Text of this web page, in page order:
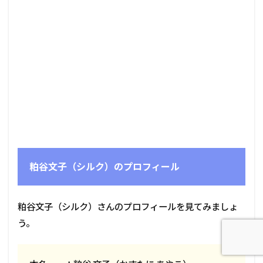
粕谷文子（シルク）のプロフィール
粕谷文子（シルク）さんのプロフィールを見てみましょ
う。